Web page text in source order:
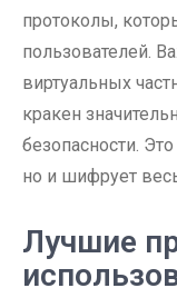
протоколы,
пользователей.
виртуальных
кракен
безопасности.
но и шифрует
Лучшие